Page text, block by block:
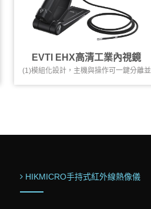
EVTI EHX高清工業內視鏡
(1)模組化設計，主機與操作可一鍵分離並
相容 2.2mm/2.8mm/3.9mm/6mm的管線
HIKMICRO手持式紅外線熱像儀